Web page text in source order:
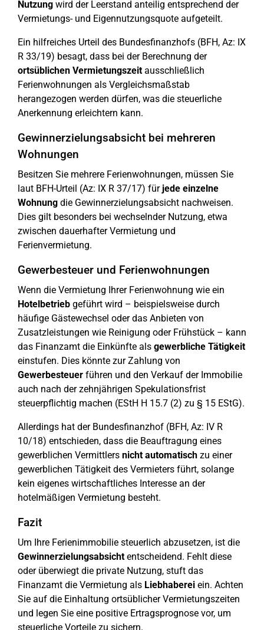
Nutzung wird der Leerstand anteilig entsprechend der
Vermietungs- und Eigennutzungsquote aufgeteilt.
Ein hilfreiches Urteil des Bundesfinanzhofs (BFH, Az: IX
R 33/19) besagt, dass bei der Berechnung der
ortsüblichen Vermietungszeitausschließlich
Ferienwohnungen als Vergleichsmaßstab
herangezogen werden dürfen, was die steuerliche
Anerkennung erleichtern kann.
Gewinnerzielungsabsicht bei mehreren
Wohnungen
Besitzen Sie mehrere Ferienwohnungen, müssen Sie
laut BFH-Urteil (Az: IX R 37/17) für jede einzelne
Wohnung die Gewinnerzielungsabsicht nachweisen.
Dies gilt besonders bei wechselnder Nutzung, etwa
zwischen dauerhafter Vermietung und
Ferienvermietung.
Gewerbesteuer und Ferienwohnungen
Wenn die Vermietung Ihrer Ferienwohnung wie ein
Hotelbetrieb geführt wird – beispielsweise durch
häufige Gästewechsel oder das Anbieten von
Zusatzleistungen wie Reinigung oder Frühstück – kann
das Finanzamt die Einkünfte als gewerbliche Tätigkeit
einstufen. Dies könnte zur Zahlung von
Gewerbesteuer führen und den Verkauf der Immobilie
auch nach der zehnjährigen Spekulationsfrist
steuerpflichtig machen (EStH H 15.7 (2) zu § 15 EStG).
Allerdings hat der Bundesfinanzhof (BFH, Az: IV R
10/18) entschieden, dass die Beauftragung eines
gewerblichen Vermittlers nicht automatisch zu einer
gewerblichen Tätigkeit des Vermieters führt, solange
kein eigenes wirtschaftliches Interesse an der
hotelmäßigen Vermietung besteht.
Fazit
Um Ihre Ferienimmobilie steuerlich abzusetzen, ist die
Gewinnerzielungsabsichtentscheidend. Fehlt diese
oder überwiegt die private Nutzung, stuft das
Finanzamt die Vermietung als Liebhaberei ein. Achten
Sie auf die Einhaltung ortsüblicher Vermietungszeiten
und legen Sie eine positive Ertragsprognose vor, um
steuerliche Vorteile zu sichern.